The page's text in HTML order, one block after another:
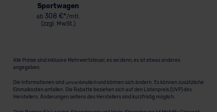
Sportwagen
ab 308 €*/mtl.
(zzgl. MwSt.)
Alle Preise sind inklusive Mehrwertsteuer, es sei denn, es ist etwas anderes
angegeben.
Die Informationen sind unverbindlichund können sich ändern. Es können zusätzliche
Einmalkosten anfallen. Die Rabatte beziehen sich auf den Listenpreis (UVP) des
Herstellers. Änderungen seitens des Herstellers sind kurzfristig möglich.